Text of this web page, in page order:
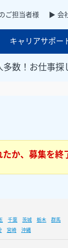
ご担当者様 ▶ 会
キャリアサポー
数！お仕事探
か、募集を終
千葉 茨城 栃木 群馬
宮崎 沖縄